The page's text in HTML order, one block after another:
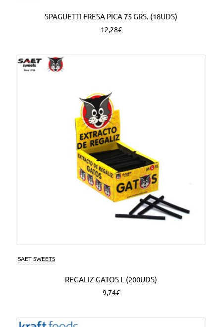
SPAGUETTI FRESA PICA 75 GRS. (18UDS)
12,28€
SAET SWEETS
REGALIZ GATOS L (200UDS)
9,74€